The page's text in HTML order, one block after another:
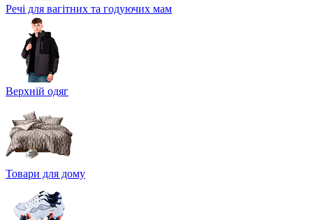
Речі для вагітних та годуючих мам
Верхній одяг
Товари для дому